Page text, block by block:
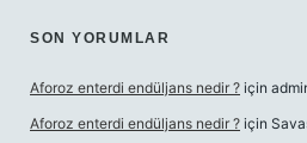
SON YORUMLAR
Aforoz enterdi endüljans nedir ? için
Aforoz enterdi endüljans nedir ? için